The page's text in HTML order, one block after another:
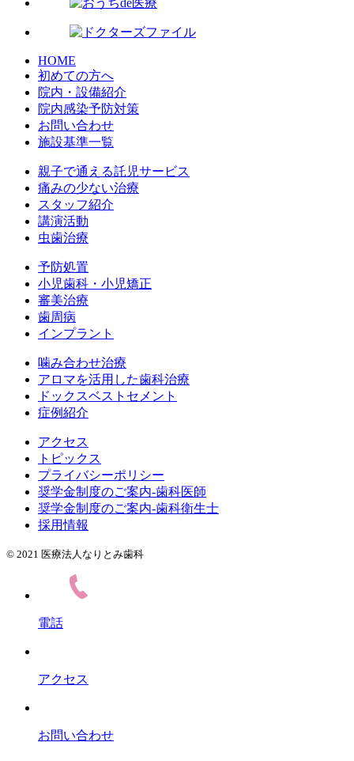
HOME
初めての方へ
院内・設備紹介
院内感染予防対策
お問い合わせ
施設基準一覧
親子で通える託児サービス
痛みの少ない治療
スタッフ紹介
講演活動
虫歯治療
予防処置
小児歯科・小児矯正
審美治療
歯周病
インプラント
噛み合わせ治療
アロマを活用した歯科治療
ドックスベストセメント
症例紹介
アクセス
トピックス
プライバシーポリシー
奨学金制度のご案内-歯科医師
奨学金制度のご案内-歯科衛生士
採用情報
© 2021 医療法人なりとみ歯科
電話
アクセス
お問い合わせ